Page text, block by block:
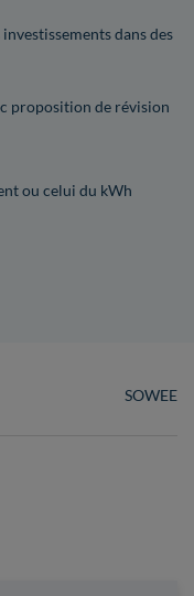
dans des
proposition de révision
ou celui du kWh
SOWEE